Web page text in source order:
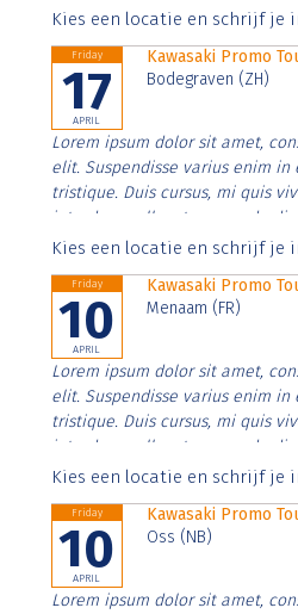
Aenean faucibus nibh et justo
Kies een locatie en schrijf je
Friday
17
APRIL
Kawasaki Promo
Bodegraven (ZH)
Lorem ipsum dolor sit amet,
elit. Suspendisse varius enim in
tristique. Duis cursus, mi quis
interdum nulla, ut commodo
Aenean faucibus nibh et justo
Kies een locatie en schrijf je
Friday
10
APRIL
Kawasaki Promo
Menaam (FR)
Lorem ipsum dolor sit amet,
elit. Suspendisse varius enim in
tristique. Duis cursus, mi quis
interdum nulla, ut commodo
Aenean faucibus nibh et justo
Kies een locatie en schrijf je
Friday
10
APRIL
Kawasaki Promo
Oss (NB)
Lorem ipsum dolor sit amet,